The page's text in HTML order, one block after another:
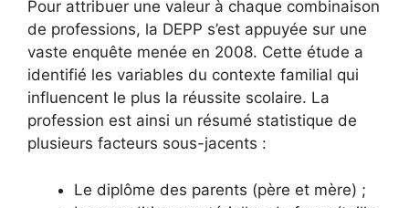
Pour attribuer une valeur à chaque combinaison
de professions, la DEPP s’est appuyée sur une
vaste enquête menée en 2008. Cette étude a
identifié les variables du contexte familial qui
influencent le plus la réussite scolaire. La
profession est ainsi un résumé statistique de
plusieurs facteurs sous-jacents :
Le diplôme des parents (père et mère) ;